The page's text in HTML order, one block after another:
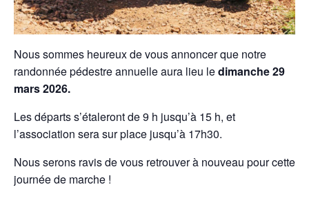
Nous sommes heureux de vous annoncer que notre
randonnée pédestre annuelle aura lieu ledimanche 29
mars 2026.
Les départs s’étaleront de 9 h jusqu’à 15 h, et
l’association sera sur place jusqu’à 17h30.
Nous serons ravis de vous retrouver à nouveau pour cette
journée de marche !